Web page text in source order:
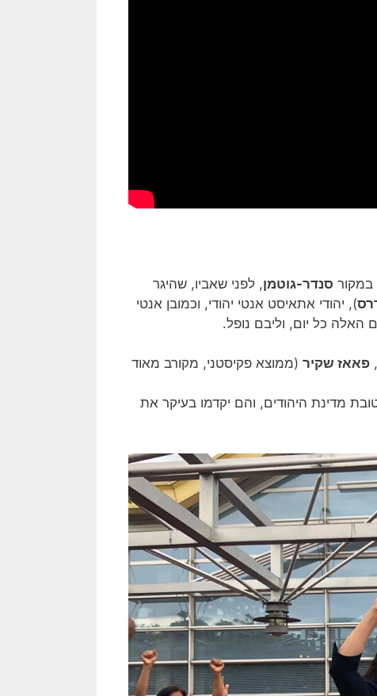
סנדר-גוטמן, לפני שאביו, שהיגר
), יהודי אתאיסט אנטי יהודי, וכמובן אנטי
כל יום, וליבם נופל.
פאאז שקיר (ממוצא פקיסטני, מקורב מאוד
מדינת היהודים, והם יקדמו בעיקר את